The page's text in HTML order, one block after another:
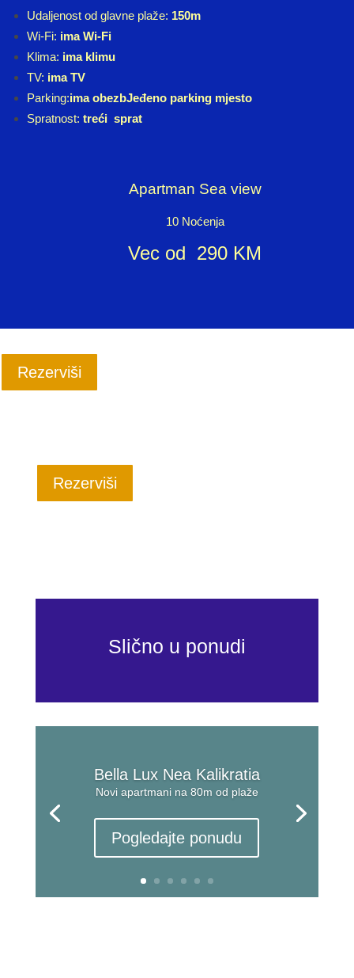
Udaljenost od glavne plaže: 150m
Wi-Fi: ima Wi-Fi
Klima: ima klimu
TV: ima TV
Parking:ima obezbJeđeno parking mjesto
Spratnost: treći sprat
Apartman Sea view
10 Noćenja
Vec od 290 KM
Rezerviši
Rezerviši
Slično u ponudi
Bella Lux Nea Kalikratia
Novi apartmani na 80m od plaže
Pogledajte ponudu